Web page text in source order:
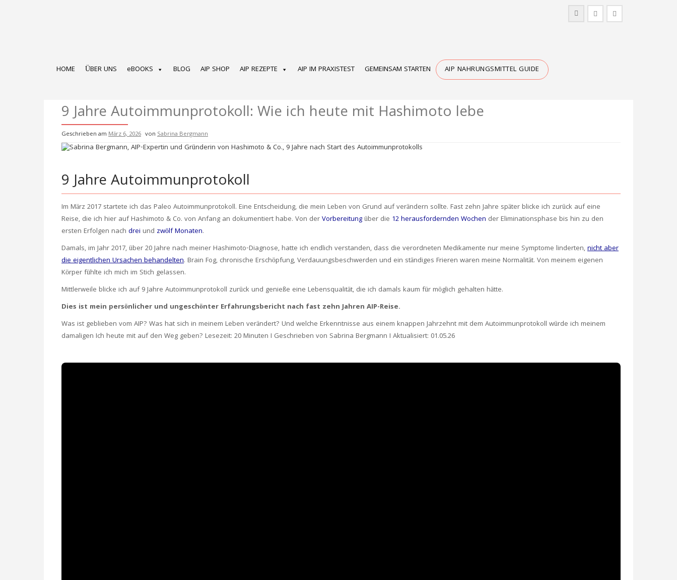
HOME ÜBER UNS eBOOKS BLOG AIP SHOP AIP REZEPTE AIP IM PRAXISTEST GEMEINSAM STARTEN AIP NAHRUNGSMITTEL GUIDE
9 Jahre Autoimmunprotokoll: Wie ich heute mit Hashimoto lebe
Geschrieben am März 6, 2026 von Sabrina Bergmann
9 Jahre Autoimmunprotokoll
Im März 2017 startete ich das Paleo Autoimmunprotokoll. Eine Entscheidung, die mein Leben von Grund auf verändern sollte. Fast zehn Jahre später blicke ich zurück auf eine
Reise, die ich hier auf Hashimoto & Co. von Anfang an dokumentiert habe. Von derVorbereitungüber die 12 herausfordernden Wochen der Eliminationsphase bis hin zu den
ersten Erfolgen nach drei und zwölf Monaten.
Damals, im Jahr 2017, über 20 Jahre nach meiner Hashimoto-Diagnose, hatte ich endlich verstanden, dass die verordneten Medikamente nur meine Symptome linderten,nicht aber
die eigentlichen Ursachen behandelten. Brain Fog, chronische Erschöpfung, Verdauungsbeschwerden und ein ständiges Frieren waren meine Normalität. Von meinem eigenen
Körper fühlte ich mich im Stich gelassen.
Mittlerweile blicke ich auf 9 Jahre Autoimmunprotokoll zurück und genieße eine Lebensqualität, die ich damals kaum für möglich gehalten hätte.
Dies ist mein persönlicher und ungeschönter Erfahrungsbericht nach fast zehn Jahren AIP-Reise.
Was ist geblieben vom AIP? Was hat sich in meinem Leben verändert? Und welche Erkenntnisse aus einem knappen Jahrzehnt mit dem Autoimmunprotokoll würde ich meinem
damaligen Ich heute mit auf den Weg geben? Lesezeit: 20 Minuten I Geschrieben von Sabrina Bergmann I Aktualisiert: 01.05.26